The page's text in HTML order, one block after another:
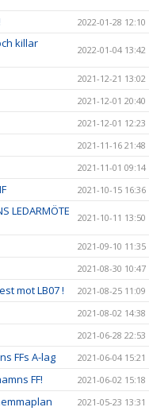
2022-01-28 12:10
killar
2022-01-04 13:42
2021-12-21 13:02
2021-12-01 20:40
2021-12-01 12:23
2021-11-16 21:48
2021-11-01 09:14
2021-10-15 16:36
LEDARMÖTE
2021-10-11 13:50
2021-09-10 11:35
2021-08-30 10:47
mot LB07 ! 2021-08-25 11:09
2021-08-02 14:38
2021-06-28 22:53
FFs A-lag 2021-06-04 15:21
FF! 2021-06-02 15:18
2021-05-23 13:31